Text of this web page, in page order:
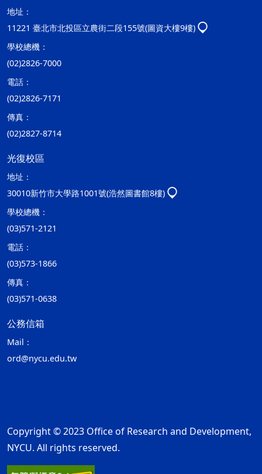
地址：
11221 臺北市北投區立農街二段155號(圖資大樓9樓)
學校總機：
(02)2826-7000
電話：
(02)2826-7171
傳真：
(02)2827-8714
光復校區
地址：
30010新竹市大學路1001號(浩然圖書館8樓)
學校總機：
(03)571-2121
電話：
(03)573-1866
傳真：
(03)571-0638
公務信箱
Mail：
ord@nycu.edu.tw
Copyright © 2023 Office of Research and Development,
NYCU. All rights reserved.